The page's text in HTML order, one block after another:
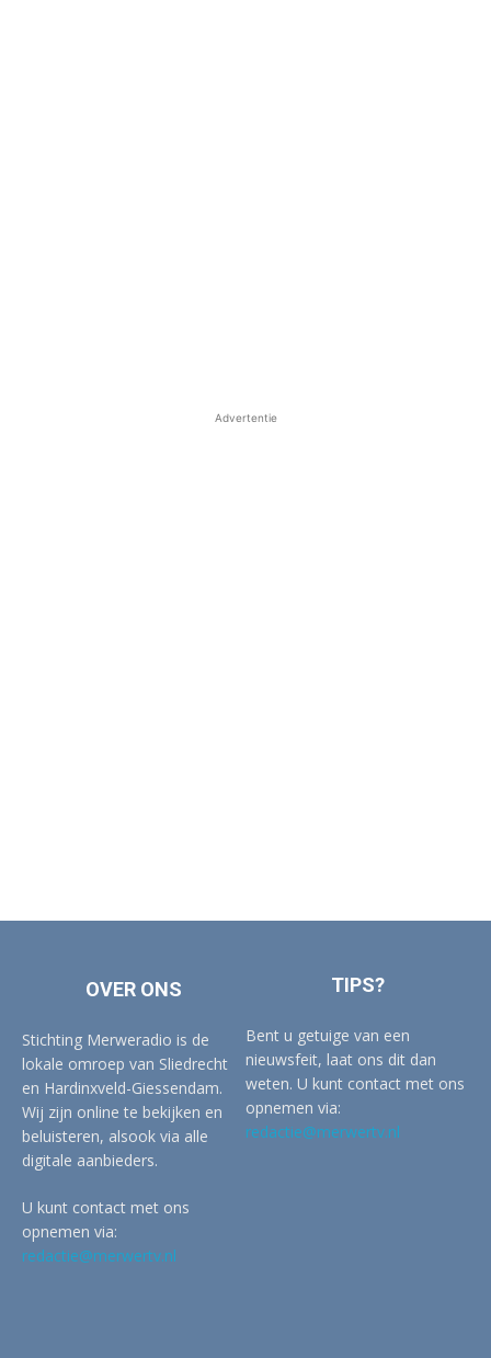
Advertentie
OVER ONS
Stichting Merweradio is de
lokale omroep van Sliedrecht
en Hardinxveld-Giessendam.
Wij zijn online te bekijken en
beluisteren, alsook via alle
digitale aanbieders.
U kunt contact met ons
opnemen via:
redactie@merwertv.nl
TIPS?
Bent u getuige van een
nieuwsfeit, laat ons dit dan
weten. U kunt contact met ons
opnemen via:
redactie@merwertv.nl